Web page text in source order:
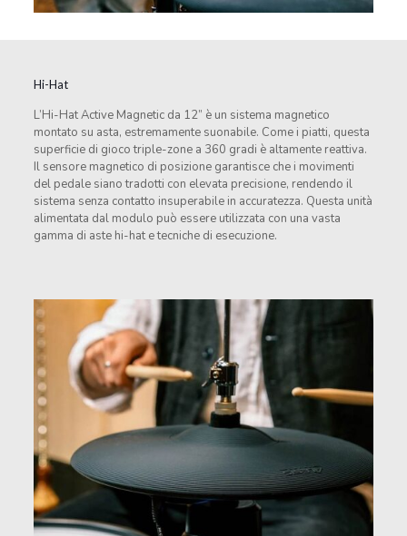
Hi-Hat
L’Hi-Hat Active Magnetic da 12” è un sistema magnetico
montato su asta, estremamente suonabile. Come i piatti, questa
superficie di gioco triple-zone a 360 gradi è altamente reattiva.
Il sensore magnetico di posizione garantisce che i movimenti
del pedale siano tradotti con elevata precisione, rendendo il
sistema senza contatto insuperabile in accuratezza. Questa unità
alimentata dal modulo può essere utilizzata con una vasta
gamma di aste hi-hat e tecniche di esecuzione.